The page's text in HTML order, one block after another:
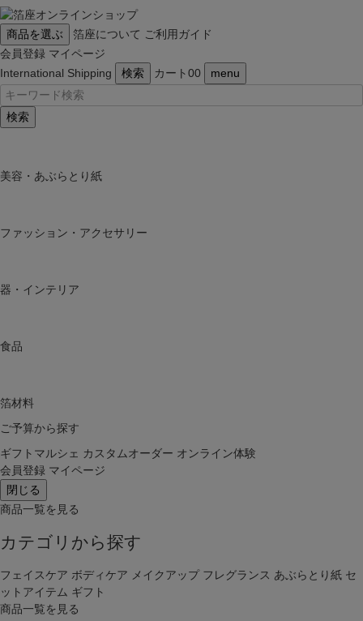
商品を選ぶ 箔座について ご利用ガイド
会員登録 マイページ
International Shipping
検索 カート00 menu
検索
美容・あぶらとり紙
ファッション・アクセサリー
器・インテリア
食品
箔材料
ご予算から探す
ギフトマルシェ カスタムオーダー オンライン体験
会員登録 マイページ
閉じる
商品一覧を見る
カテゴリから探す
フェイスケア ボディケア メイクアップ フレグランス あぶらとり紙 セ
ットアイテム ギフト
商品一覧を見る